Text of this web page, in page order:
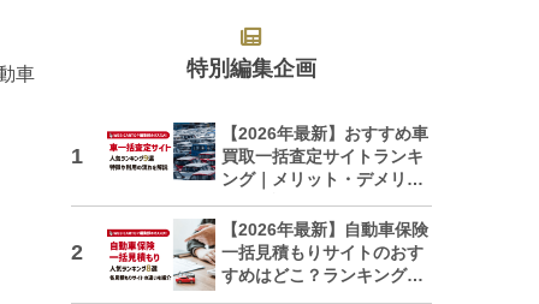
車 特別編集企画
【2026年最新】おすすめ車
買取一括査定サイトランキ
ング｜メリット・デメリッ
トも解説
【2026年最新】自動車保険
一括見積もりサイトのおす
すめはどこ？ランキングで